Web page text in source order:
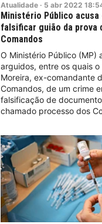
Atualidade · 5 abr 2022
Ministério Público
falsificar guião da prova
Comandos
O Ministério Público (MP)
arguidos, entre os quais o
Moreira, ex-comandante
Comandos, de um crime
falsificação de
chamado processo dos